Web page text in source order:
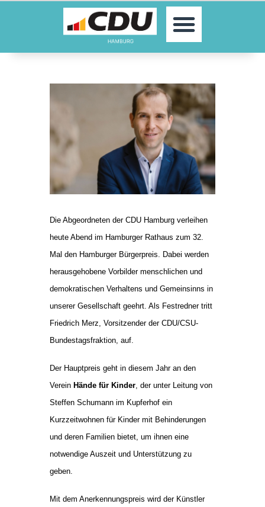
MOIN!
AKTUELLES
PARLAMENTE
KONTAKT
MITGLIED WERDEN!
Die Abgeordneten der CDU Hamburg verleihen
heute Abend im Hamburger Rathaus zum 32.
Mal den Hamburger Bürgerpreis. Dabei werden
herausgehobene Vorbilder menschlichen und
demokratischen Verhaltens und Gemeinsinns in
unserer Gesellschaft geehrt. Als Festredner tritt
Friedrich Merz, Vorsitzender der CDU/CSU-
Bundestagsfraktion, auf.
Der Hauptpreis geht in diesem Jahr an den
Verein Hände für Kinder , der unter Leitung von
Steffen Schumann im Kupferhof ein
Kurzzeitwohnen für Kinder mit Behinderungen
und deren Familien bietet, um ihnen eine
notwendige Auszeit und Unterstützung zu
geben.
Mit dem Anerkennungspreis wird der Künstler